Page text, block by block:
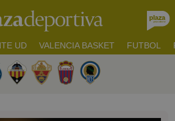
UD VALENCIA BASKET FUTBOL